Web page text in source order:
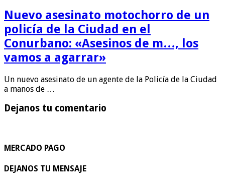
Nuevo asesinato motochorro de un
policía de la Ciudad en el
Conurbano: «Asesinos de m…, los
vamos a agarrar»
Un nuevo asesinato de un agente de la Policía de la Ciudad
a manos de …
Dejanos tu comentario
MERCADO PAGO
DEJANOS TU MENSAJE